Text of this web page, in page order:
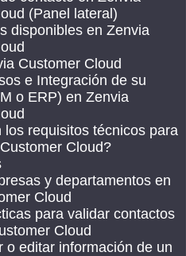
(Panel lateral)
disponibles en Zenvia
Customer Cloud
e Integración de su
o ERP) en Zenvia
los requisitos técnicos para
Cloud?
y departamentos en
Cloud
para validar contactos
Cloud
o editar información de un